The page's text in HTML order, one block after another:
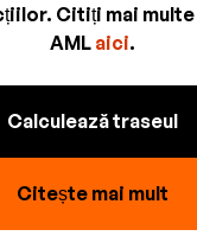
Citiți mai
AML aici.
Calculează traseul
Citește mai mult